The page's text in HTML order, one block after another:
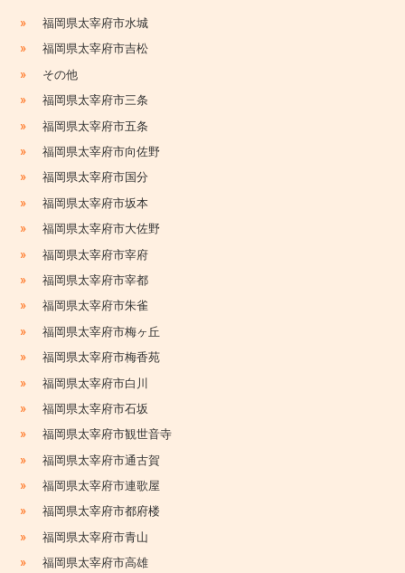
» 福岡県太宰府市水城
» 福岡県太宰府市吉松
» その他
» 福岡県太宰府市三条
» 福岡県太宰府市五条
» 福岡県太宰府市向佐野
» 福岡県太宰府市国分
» 福岡県太宰府市坂本
» 福岡県太宰府市大佐野
» 福岡県太宰府市宰府
» 福岡県太宰府市宰都
» 福岡県太宰府市朱雀
» 福岡県太宰府市梅ヶ丘
» 福岡県太宰府市梅香苑
» 福岡県太宰府市白川
» 福岡県太宰府市石坂
» 福岡県太宰府市観世音寺
» 福岡県太宰府市通古賀
» 福岡県太宰府市連歌屋
» 福岡県太宰府市都府楼
» 福岡県太宰府市青山
» 福岡県太宰府市高雄